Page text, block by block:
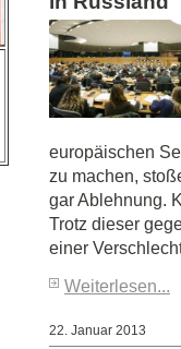
europäischen
zu machen,
gar Ablehnung.
Trotz dieser
einer
Weiterlesen...
22. Januar 2013